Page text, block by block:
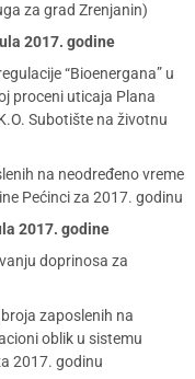
za grad Zrenjanin)
2017. godine
“Bioenergana” u
proceni uticaja Plana
Subotište na životnu
na neodređeno vreme
Pećinci za 2017. godinu
2017. godine
doprinosa za
zaposlenih na
oblik u sistemu
2017. godinu